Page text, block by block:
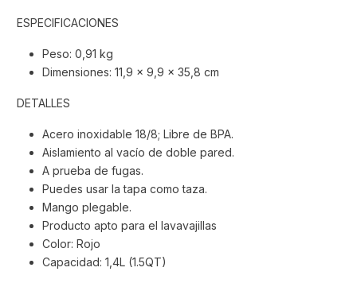
ESPECIFICACIONES
Peso: 0,91 kg
Dimensiones: 11,9 x 9,9 x 35,8 cm
DETALLES
Acero inoxidable 18/8; Libre de BPA.
Aislamiento al vacío de doble pared.
A prueba de fugas.
Puedes usar la tapa como taza.
Mango plegable.
Producto apto para el lavavajillas
Color: Rojo
Capacidad: 1,4L (1.5QT)